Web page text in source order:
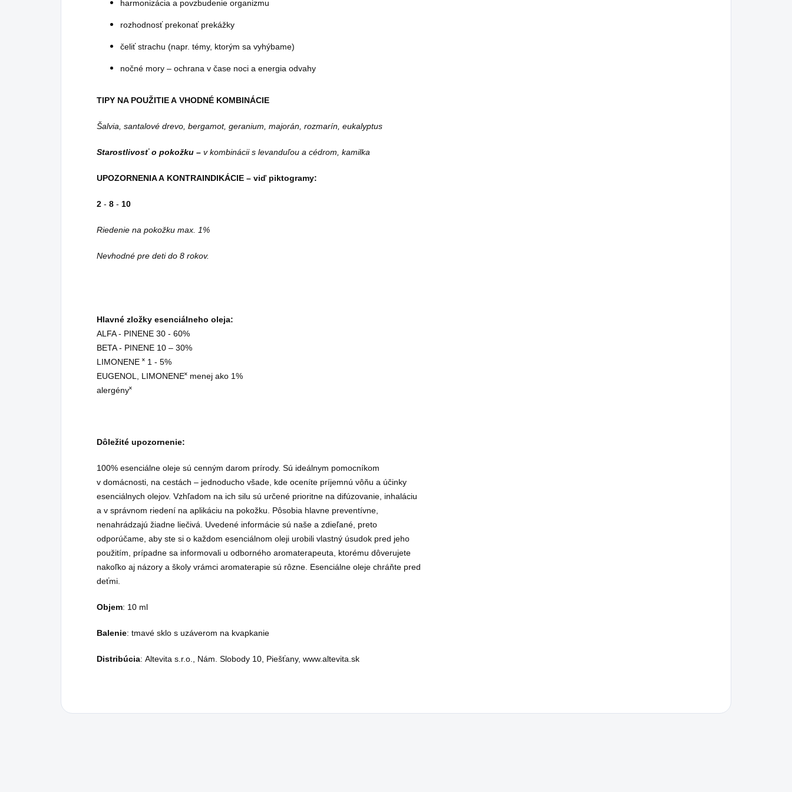
harmonizácia a povzbudenie organizmu
rozhodnosť prekonať prekážky
čeliť strachu (napr. témy, ktorým sa vyhýbame)
nočné mory – ochrana v čase noci a energia odvahy
TIPY NA POUŽITIE A VHODNÉ KOMBINÁCIE
Šalvia, santalové drevo, bergamot, geranium, majorán, rozmarín, eukalyptus
Starostlivosť o pokožku – v kombinácii s levanduľou a cédrom, kamilka
UPOZORNENIA A KONTRAINDIKÁCIE – viď piktogramy:
2 - 8 - 10
Riedenie na pokožku max. 1%
Nevhodné pre deti do 8 rokov.
Hlavné zložky esenciálneho oleja:
ALFA - PINENE 30 - 60%
BETA - PINENE 10 – 30%
LIMONENE ˟ 1 - 5%
EUGENOL, LIMONENE˟ menej ako 1%
alergény˟
Dôležité upozornenie:
100% esenciálne oleje sú cenným darom prírody. Sú ideálnym pomocníkom
v domácnosti, na cestách – jednoducho všade, kde oceníte príjemnú vôňu a účinky
esenciálnych olejov. Vzhľadom na ich silu sú určené prioritne na difúzovanie, inhaláciu
a v správnom riedení na aplikáciu na pokožku. Pôsobia hlavne preventívne,
nenahrádzajú žiadne liečivá. Uvedené informácie sú naše a zdieľané, preto
odporúčame, aby ste si o každom esenciálnom oleji urobili vlastný úsudok pred jeho
použitím, prípadne sa informovali u odborného aromaterapeuta, ktorému dôverujete
nakoľko aj názory a školy vrámci aromaterapie sú rôzne. Esenciálne oleje chráňte pred
deťmi.
Objem: 10 ml
Balenie: tmavé sklo s uzáverom na kvapkanie
Distribúcia: Altevita s.r.o., Nám. Slobody 10, Piešťany, www.altevita.sk